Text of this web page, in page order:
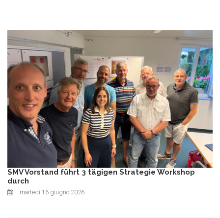
SMV Vorstand führt 3 tägigen Strategie Workshop
durch
martedì 16 giugno 2026